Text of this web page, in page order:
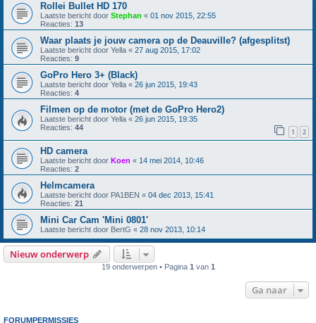
Rollei Bullet HD 170
Laatste bericht door Stephan « 01 nov 2015, 22:55
Reacties: 13
Waar plaats je jouw camera op de Deauville? (afgesplitst)
Laatste bericht door Yella « 27 aug 2015, 17:02
Reacties: 9
GoPro Hero 3+ (Black)
Laatste bericht door Yella « 26 jun 2015, 19:43
Reacties: 4
Filmen op de motor (met de GoPro Hero2)
Laatste bericht door Yella « 26 jun 2015, 19:35
Reacties: 44 1 2
HD camera
Laatste bericht door Koen « 14 mei 2014, 10:46
Reacties: 2
Helmcamera
Laatste bericht door PA1BEN « 04 dec 2013, 15:41
Reacties: 21
Mini Car Cam 'Mini 0801'
Laatste bericht door BertG « 28 nov 2013, 10:14
Nieuw onderwerp
19 onderwerpen • Pagina 1 van 1
Ga naar
FORUMPERMISSIES